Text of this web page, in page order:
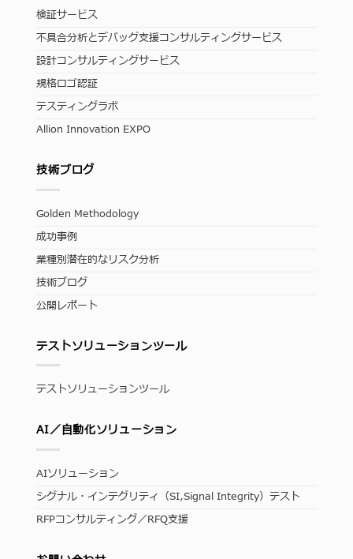
検証サービス
不具合分析とデバッグ支援コンサルティングサービス
設計コンサルティングサービス
規格ロゴ認証
テスティングラボ
Allion Innovation EXPO
技術ブログ
Golden Methodology
成功事例
業種別潜在的なリスク分析
技術ブログ
公開レポート
テストソリューションツール
テストソリューションツール
AI／自動化ソリューション
AIソリューション
シグナル・インテグリティ（SI,Signal Integrity）テスト
RFPコンサルティング／RFQ支援